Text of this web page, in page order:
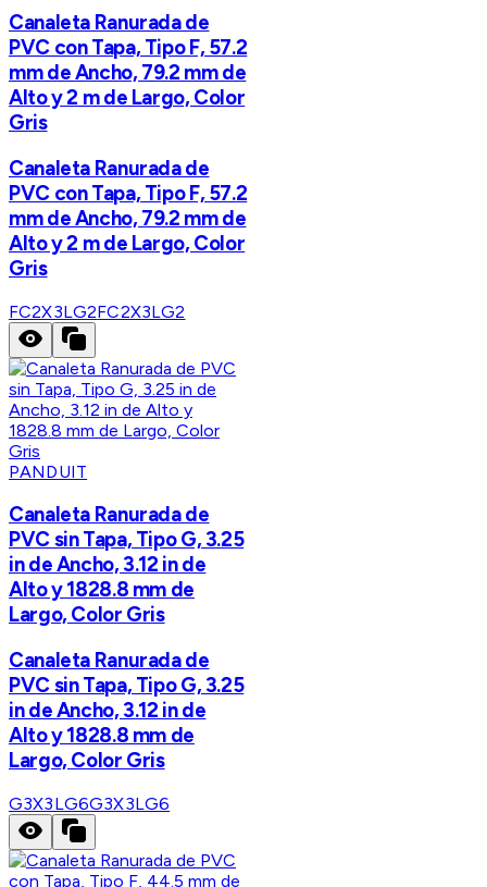
Canaleta Ranurada de
PVC con Tapa, Tipo F, 57.2
mm de Ancho, 79.2 mm de
Alto y 2 m de Largo, Color
Gris
Canaleta Ranurada de
PVC con Tapa, Tipo F, 57.2
mm de Ancho, 79.2 mm de
Alto y 2 m de Largo, Color
Gris
FC2X3LG2FC2X3LG2
PANDUIT
Canaleta Ranurada de
PVC sin Tapa, Tipo G, 3.25
in de Ancho, 3.12 in de
Alto y 1828.8 mm de
Largo, Color Gris
Canaleta Ranurada de
PVC sin Tapa, Tipo G, 3.25
in de Ancho, 3.12 in de
Alto y 1828.8 mm de
Largo, Color Gris
G3X3LG6G3X3LG6